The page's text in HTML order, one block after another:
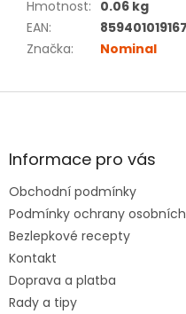
Hmotnost: 0.06 kg
EAN:
Značka: Nominal
Z
aInformace pro vás
Obchodní podmínky
Podmínky ochrany
Bezlepkové recepty
Kontakt
Doprava a platba
Rady a tipy